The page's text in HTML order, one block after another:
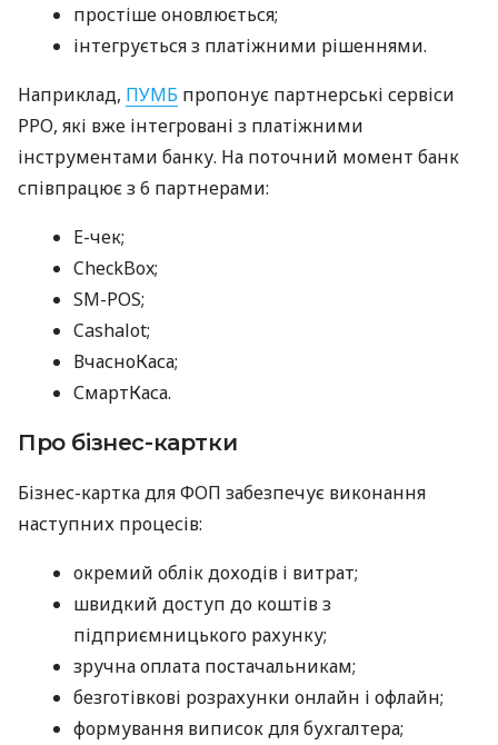
простіше оновлюється;
інтегрується з платіжними рішеннями.
Наприклад, ПУМБ пропонує партнерські сервіси
РРО, які вже інтегровані з платіжними
інструментами банку. На поточний момент банк
співпрацює з 6 партнерами:
E-чек;
CheckBox;
SM-POS;
Cashalot;
ВчасноКаса;
СмартКаса.
Про бізнес-картки
Бізнес-картка для ФОП забезпечує виконання
наступних процесів:
окремий облік доходів і витрат;
швидкий доступ до коштів з
підприємницького рахунку;
зручна оплата постачальникам;
безготівкові розрахунки онлайн і офлайн;
формування виписок для бухгалтера;